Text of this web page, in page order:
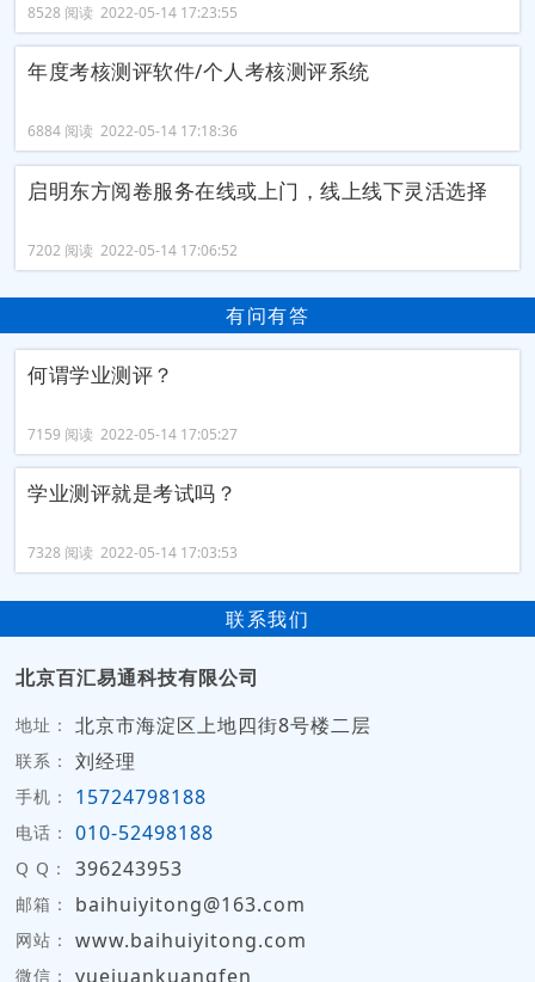
8528 阅读 2022-05-14 17:23:55
年度考核测评软件/个人考核测评系统
6884 阅读 2022-05-14 17:18:36
启明东方阅卷服务在线或上门，线上线下灵活选择
7202 阅读 2022-05-14 17:06:52
有问有答
何谓学业测评？
7159 阅读 2022-05-14 17:05:27
学业测评就是考试吗？
7328 阅读 2022-05-14 17:03:53
联系我们
北京百汇易通科技有限公司
地址： 北京市海淀区上地四街8号楼二层
联系： 刘经理
手机： 15724798188
电话： 010-52498188
Q Q： 396243953
邮箱： baihuiyitong@163.com
网站： www.baihuiyitong.com
微信： yuejuankuangfen